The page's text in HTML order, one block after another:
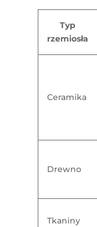
Typ
rzemiosła
Ceramika
Drewno
Tkaniny